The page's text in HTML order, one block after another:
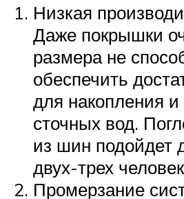
Низкая
Даже покрышки
размера не
обеспечить
для накопления и
сточных вод.
из шин подойдет
двух-трех
Промерзание